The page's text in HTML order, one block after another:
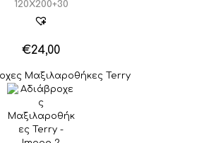
120Χ200+30
€24,00